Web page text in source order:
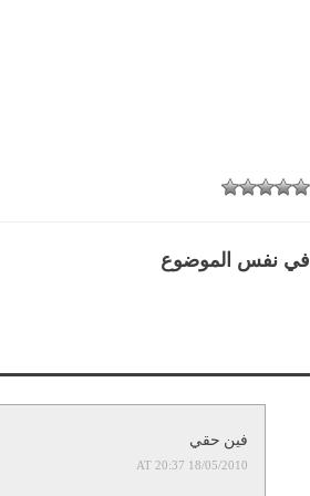
في نفس الموضوع
فين حقي
18/05/2010 AT 20:37